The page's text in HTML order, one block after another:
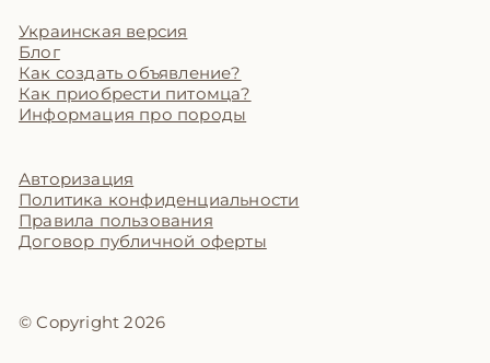
Украинская версия
Блог
Как создать объявление?
Как приобрести питомца?
Информация про породы
Авторизация
Политика конфиденциальности
Правила пользования
Договор публичной оферты
© Copyright 2026